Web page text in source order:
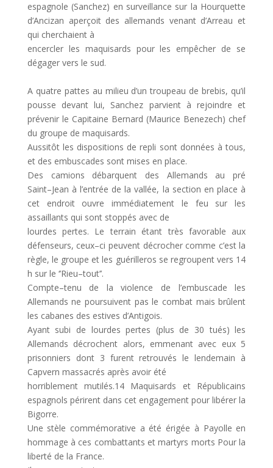
espagnole (Sanchez) en surveillance sur la Hourquette
d’Ancizan aperçoit des allemands venant d’Arreau et
qui cherchaient à
encercler les maquisards pour les empêcher de se
dégager vers le sud.
A quatre pattes au milieu d’un troupeau de brebis, qu’il
pousse devant lui, Sanchez parvient à rejoindre et
prévenir le Capitaine Bernard (Maurice Benezech) chef
du groupe de maquisards.
Aussitôt les dispositions de repli sont données à tous,
et des embuscades sont mises en place.
Des
camions débarquent des Allemands au pré
Saint–Jean à l’entrée de la vallée, la section enplace à
cet endroit ouvre immédiatement le feu sur les
assaillants qui sont stoppés avec de
lourdes pertes. Le terrain étant très favorable aux
défenseurs, ceux–ci peuvent décrocher comme c’est la
règle, le groupe et les guérilleros se regroupent vers 14
h sur le ‘’Rieu–tout’’.
Compte–tenu de la violence de l’embuscade les
Allemands ne poursuivent pas le combat maisbrûlent
les cabanes des estives d’Antigois.
Ayant subi de lourdes pertes (plus de 30 tués) les
Allemands décrochent alors, emmenant avec eux 5
prisonniers dont 3 furent retrouvés le lendemain à
Capvern massacrés après avoir été
horriblement mutilés.14 Maquisards et Républicains
espagnols périrent dans cet engagementpour libérer la
Bigorre.
Une stèle commémorative a été érigée à Payolle en
hommage à ces combattants et martyrs morts Pour la
liberté de la France.